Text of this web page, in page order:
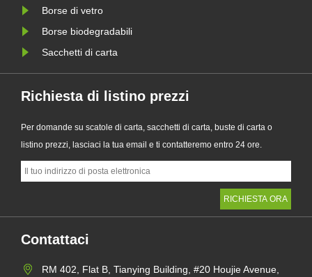
Borse di vetro
Borse biodegradabili
Sacchetti di carta
Richiesta di listino prezzi
Per domande su scatole di carta, sacchetti di carta, buste di carta o
listino prezzi, lasciaci la tua email e ti contatteremo entro 24 ore.
Contattaci
RM 402, Flat B, Tianying Building, #20 Houjie Avenue,